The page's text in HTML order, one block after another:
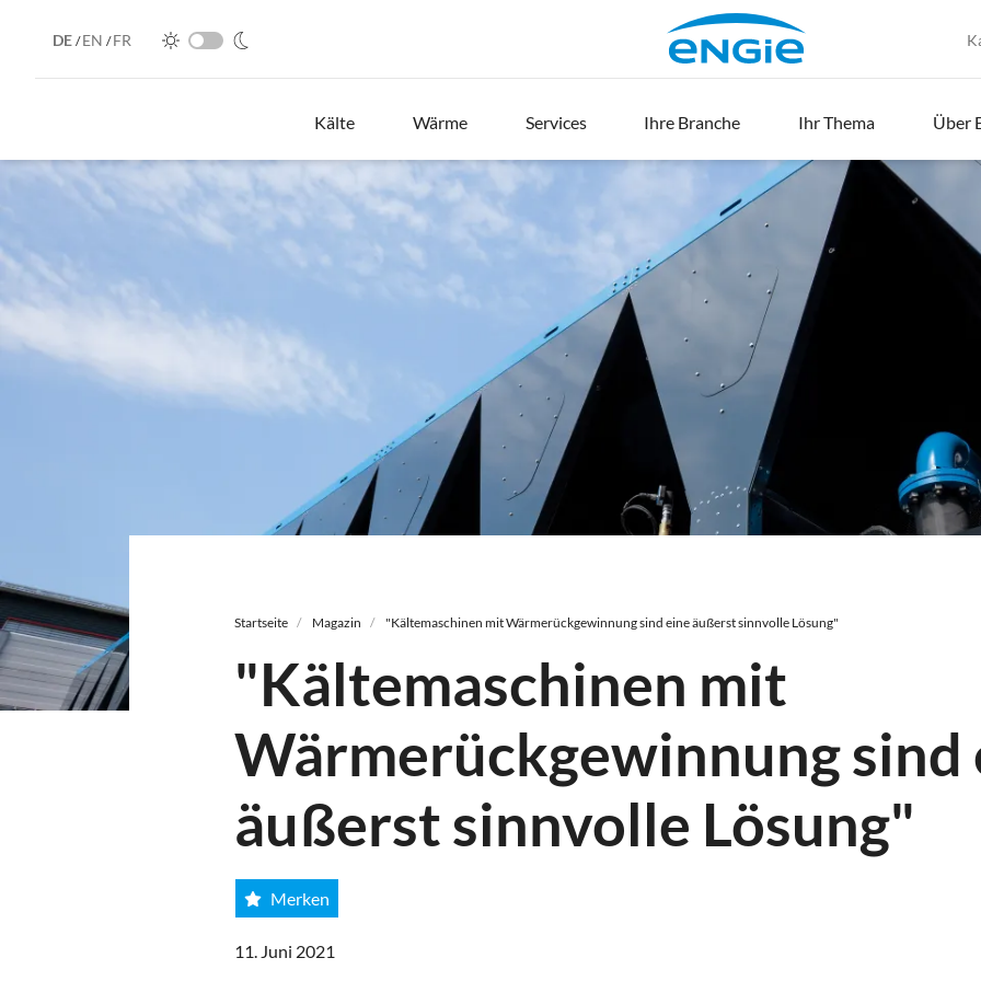
DE /EN /FR
Kälte Wärme Services Ihre Branche Ihr Thema Über
Startseite Magazin "Kältemaschinen mit Wärmerückgewinnung sind eine äußerst sinnvolle Lösung"
"Kältemaschinen mit
Wärmerückgewinnung sind
äußerst sinnvolle Lösung"
Merken
11. Juni 2021